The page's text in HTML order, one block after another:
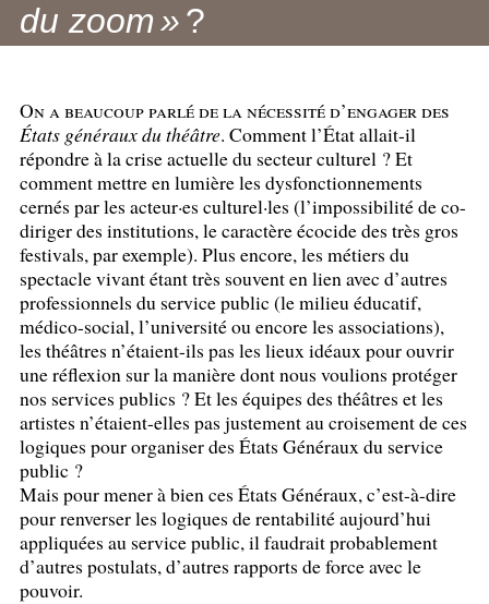
du zoom»?
On a beaucoup parlé de la nécessité d’engager des
États généraux du théâtre. Comment l’État allait-il
répondre à la crise actuelle du secteur culturel ? Et
comment mettre en lumière les dysfonctionnements
cernés par les acteur·es culturel·les (l’impossibilité de co-
diriger des institutions, le caractère écocide des très gros
festivals, par exemple). Plus encore, les métiers du
spectacle vivant étant très souvent en lien avec d’autres
professionnels du service public (le milieu éducatif,
médico-social, l’université ou encore les associations),
les théâtres n’étaient-ils pas les lieux idéaux pour ouvrir
une réflexion sur la manière dont nous voulions protéger
nos services publics ? Et les équipes des théâtres et les
artistes n’étaient-elles pas justement au croisement de ces
logiques pour organiser des États Généraux du service
public ?
Mais pour mener à bien ces États Généraux, c’est-à-dire
pour renverser les logiques de rentabilité aujourd’hui
appliquées au service public, il faudrait probablement
d’autres postulats, d’autres rapports de force avec le
pouvoir.